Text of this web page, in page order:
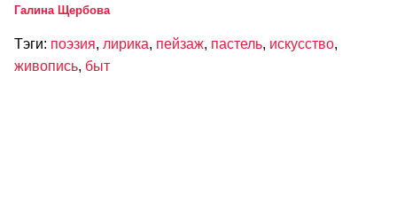
Галина Щербова
Тэги: поэзия, лирика, пейзаж, пастель, искусство,
живопись, быт